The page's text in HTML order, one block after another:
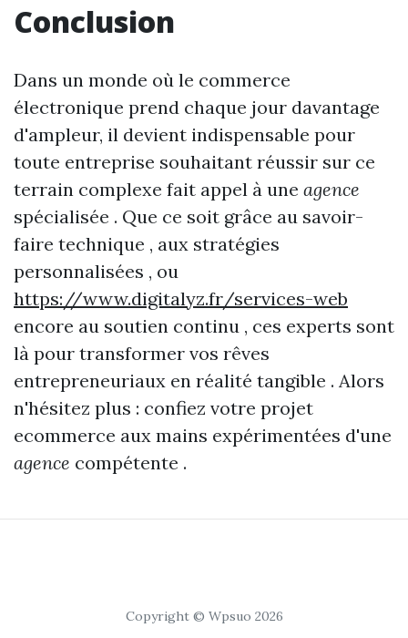
Conclusion
Dans un monde où le commerce
électronique prend chaque jour davantage
d'ampleur, il devient indispensable pour
toute entreprise souhaitant réussir sur ce
terrain complexe fait appel à une agence
spécialisée . Que ce soit grâce au savoir-
faire technique , aux stratégies
personnalisées , ou
https://www.digitalyz.fr/services-web
encore au soutien continu , ces experts sont
là pour transformer vos rêves
entrepreneuriaux en réalité tangible . Alors
n'hésitez plus : confiez votre projet
ecommerce aux mains expérimentées d'une
agence compétente .
Copyright © Wpsuo 2026